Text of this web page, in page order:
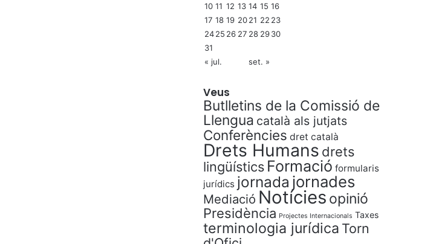
10 11 12 13 14 15 16
17 18 19 2021 22 23
2425 26 27 28 2930
31
« jul.
set. »
Veus
Butlletins de la Comissió de
Llengua català als jutjats
Conferències dret català
Drets Humans drets
lingüístics Formació formularis
jurídics jornada jornades
Mediació Notícies opinió
Presidència Projectes Internacionals Taxes
terminologia jurídica Torn